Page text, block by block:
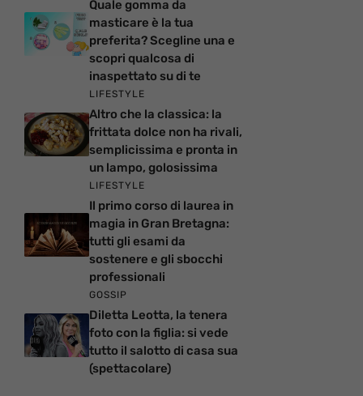
Quale gomma da
masticare è la tua
preferita? Scegline una e
scopri qualcosa di
inaspettato su di te
LIFESTYLE
Altro che la classica: la
frittata dolce non ha rivali,
semplicissima e pronta in
un lampo, golosissima
LIFESTYLE
Il primo corso di laurea in
magia in Gran Bretagna:
tutti gli esami da
sostenere e gli sbocchi
professionali
GOSSIP
Diletta Leotta, la tenera
foto con la figlia: si vede
tutto il salotto di casa sua
(spettacolare)